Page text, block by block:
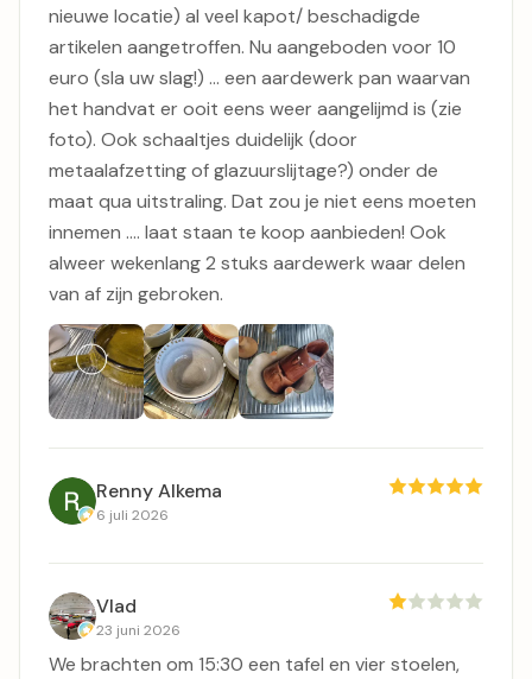
nieuwe locatie) al veel kapot/ beschadigde
artikelen aangetroffen. Nu aangeboden voor 10
euro (sla uw slag!) ... een aardewerk pan waarvan
het handvat er ooit eens weer aangelijmd is (zie
foto). Ook schaaltjes duidelijk (door
metaalafzetting of glazuurslijtage?) onder de
maat qua uitstraling. Dat zou je niet eens moeten
innemen .... laat staan te koop aanbieden! Ook
alweer wekenlang 2 stuks aardewerk waar delen
van af zijn gebroken.
Renny Alkema
6 juli 2026
Vlad
23 juni 2026
We brachten om 15:30 een tafel en vier stoelen,